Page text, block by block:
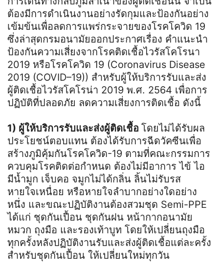
ต้องมีการดำเนินงานอย่างรัดกุมและป้องกันอย่าง
เข้มข้นเพื่อลดการแพร่กระจายของโรคโควิด 19
ซึ่งล่าสุดกรมอนามัยออกประกาศเรื่อง คำแนะนำ
ป้องกันความเสี่ยงจากโรคติดเชื้อไวรัสโคโรนา
2019 หรือโรคโควิด 19 (Coronavirus Disease
2019 (COVID–19)) สำหรับผู้ให้บริการรับและส่ง
ผู้ติดเชื้อไวรัสโคโรน่า 2019 พ.ศ. 2564 เพื่อการ
ปฏิบัติที่ปลอดภัย ลดความเสี่ยงการติดเชื้อ ดังนี้
1) ผู้ให้บริการรับและส่งผู้ติดเชื้อ โดยไม่ได้รับผล
ประโยชน์ตอบแทน ต้องได้รับการฉีดวัคซีนเพื่อ
สร้างภูมิคุ้มกันโรคโควิด-19 ตามที่คณะกรรมการ
ควบคุมโรคติดต่อกำหนด ต้องไม่มีอาการ ไข้ ไอ
มีน้ำมูก เจ็บคอ จมูกไม่ได้กลิ่น ลิ้นไม่รับรส
หายใจเหนื่อย หรือหายใจลำบากอย่างใดอย่าง
หนึ่ง และขณะปฏิบัติงานต้องสวมชุด Semi-PPE
ได้แก่ ชุดกันเปื้อน ชุดกันฝน หน้ากากอนามัย
หมวก ถุงมือ และรองเท้าบูท โดยให้เปลี่ยนถุงมือ
ทุกครั้งหลังปฏิบัติงานรับและส่งผู้ติดเชื้อแต่ละครั้ง
สำหรับชุดกันเปื้อน ให้เปลี่ยนใหม่ทุกวัน